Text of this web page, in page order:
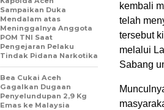
kembali
telah
tersebut
melalui
Sabang
Sampaikan Duka
Mendalam atas
Meninggalnya Anggota
POM TNI Saat
Pengejaran Pelaku
Tindak Pidana Narkotika
Bea Cukai Aceh
Gagalkan Dugaan
Penyelundupan 2,9 Kg
Emas ke Malaysia